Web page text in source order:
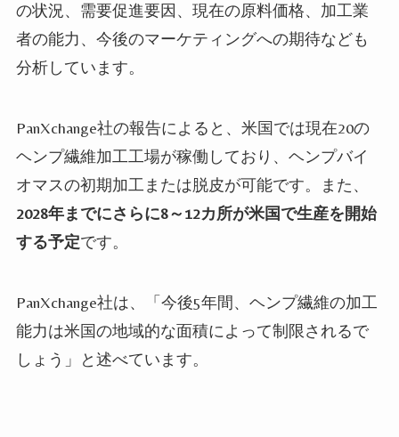
の状況、需要促進要因、現在の原料価格、加工業
者の能力、今後のマーケティングへの期待なども
分析しています。
PanXchange社の報告によると、米国では現在20の
ヘンプ繊維加工工場が稼働しており、ヘンプバイ
オマスの初期加工または脱皮が可能です。また、
2028年までにさらに8～12カ所が米国で生産を開始
する予定です。
PanXchange社は、「今後5年間、ヘンプ繊維の加工
能力は米国の地域的な面積によって制限されるで
しょう」と述べています。